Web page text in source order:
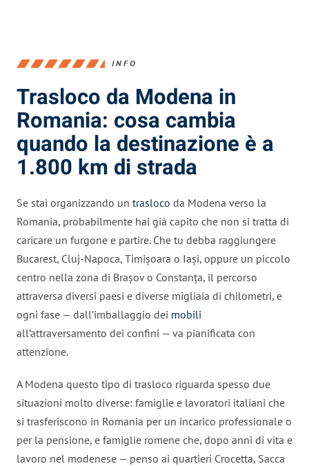
INFO
Trasloco da Modena in
Romania: cosa cambia
quando la destinazione è a
1.800 km di strada
Se stai organizzando un trasloco da Modena verso la
Romania, probabilmente hai già capito che non si tratta di
caricare un furgone e partire. Che tu debba raggiungere
Bucarest, Cluj-Napoca, Timișoara o Iași, oppure un piccolo
centro nella zona di Brașov o Constanța, il percorso
attraversa diversi paesi e diverse migliaia di chilometri, e
ogni fase — dall’imballaggio dei mobili
all’attraversamento dei confini — va pianificata con
attenzione.
A Modena questo tipo di trasloco riguarda spesso due
situazioni molto diverse: famiglie e lavoratori italiani che
si trasferiscono in Romania per un incarico professionale o
per la pensione, e famiglie romene che, dopo anni di vita e
lavoro nel modenese — penso ai quartieri Crocetta, Sacca